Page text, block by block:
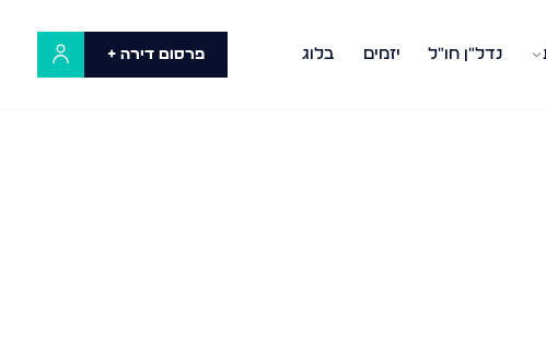
נדל"ן חו"ל יזמים בלוג פרסום דירה +